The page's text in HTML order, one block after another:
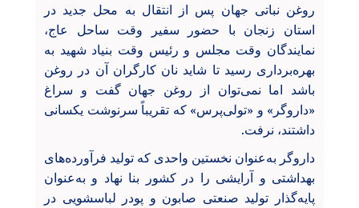
روغن نباتی جهان پس از انتقال به محل جدید در
استان زنجان با حضور سفیر وقت ساحل عاج،
نمایندگان وقت مجلس و رئیس وقت بنیاد شهید به
بهره‌برداری رسید تا شاید نان کارگران آن در روغن
باشد اما نمی‌توان از روغن جهان گفت و سراغ
«داروگر» و «تولی‌پرس» که تقریباً سرنوشت یکسانی
داشتند، نرفت.
داروگر به‌عنوان نخستین واحدی که تولید فرآورده‌های
بهداشتی و آرایشی را در کشور بنا نهاد و به‌عنوان
پایه‌گذار تولید صنعتی صابون و پودر لباسشویی در